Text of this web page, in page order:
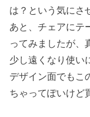
は？という気にさ
あと、チェアにテ
ってみましたが、
少し遠くなり使い
デザイン面でもこ
ちゃってぽいけど